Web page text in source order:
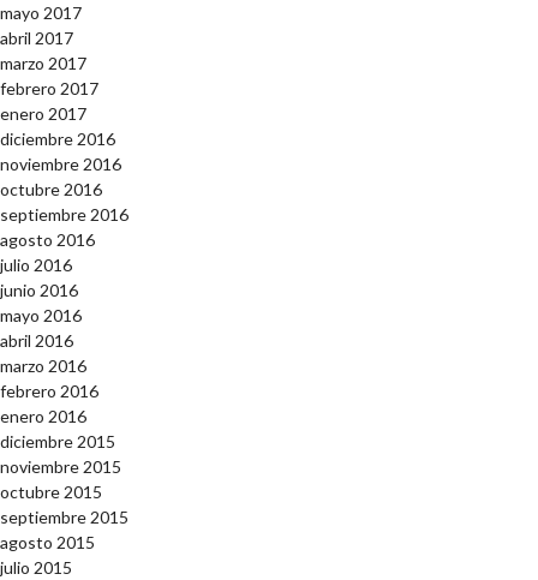
mayo 2017
abril 2017
marzo 2017
febrero 2017
enero 2017
diciembre 2016
noviembre 2016
octubre 2016
septiembre 2016
agosto 2016
julio 2016
junio 2016
mayo 2016
abril 2016
marzo 2016
febrero 2016
enero 2016
diciembre 2015
noviembre 2015
octubre 2015
septiembre 2015
agosto 2015
julio 2015